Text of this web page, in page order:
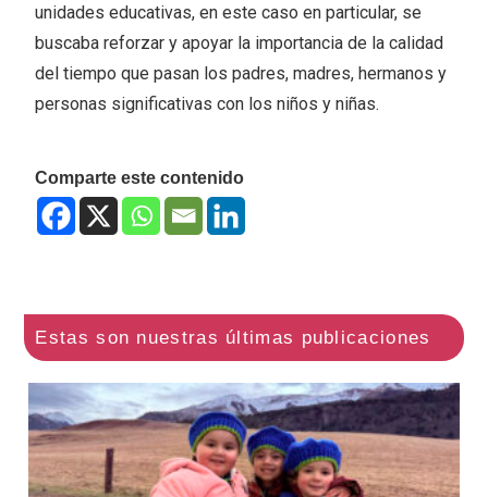
unidades educativas, en este caso en particular, se
buscaba reforzar y apoyar la importancia de la calidad
del tiempo que pasan los padres, madres, hermanos y
personas significativas con los niños y niñas.
Comparte este contenido